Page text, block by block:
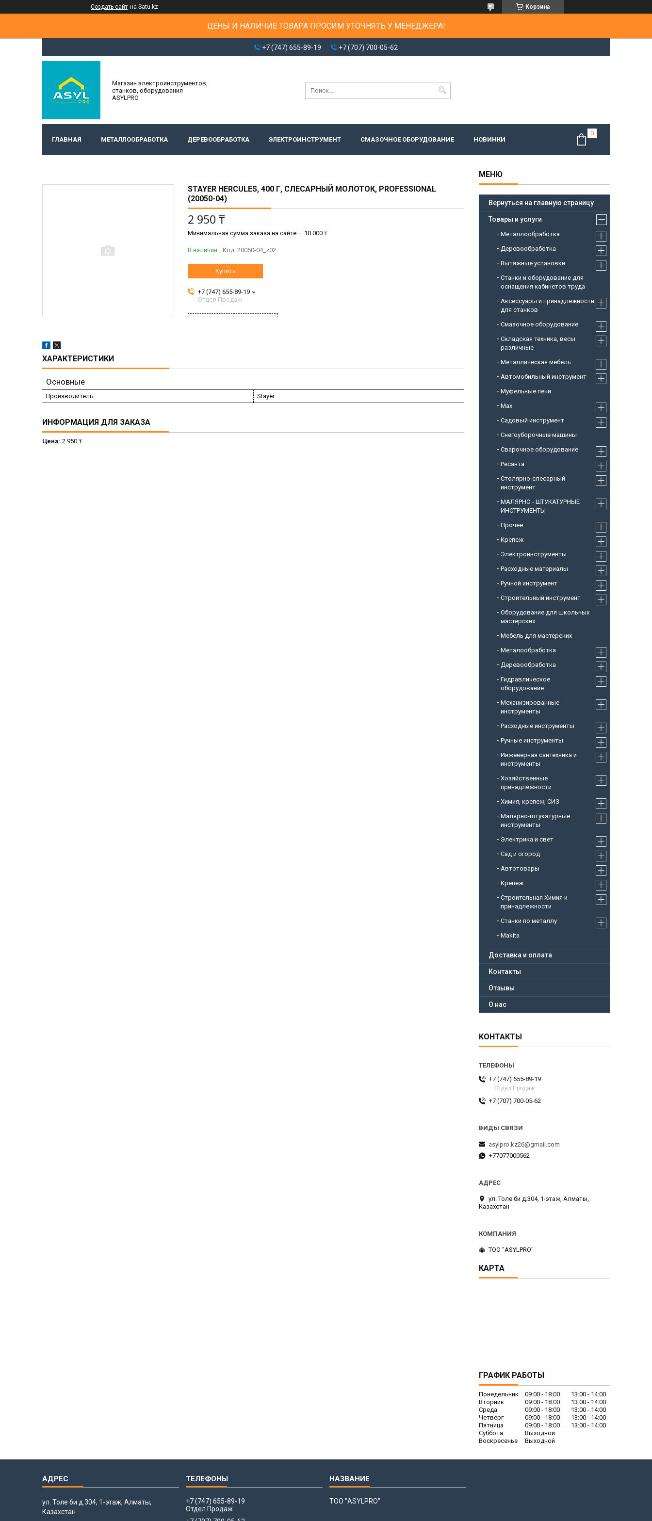
Создать сайт на Satu.kz Корзина
ЦЕНЫ И НАЛИЧИЕ ТОВАРА ПРОСИМ УТОЧНЯТЬ У МЕНЕДЖЕРА!
+7 (747) 655-89-19 +7 (707) 700-05-62
Магазин электроинструментов,
станков, оборудования
ASYLPRO
ГЛАВНАЯ МЕТАЛЛООБРАБОТКА ДЕРЕВООБРАБОТКА ЭЛЕКТРОИНСТРУМЕНТ СМАЗОЧНОЕ ОБОРУДОВАНИЕ НОВИНКИ
STAYER HERCULES, 400 Г, СЛЕСАРНЫЙ МОЛОТОК, PROFESSIONAL
(20050-04)
2 950 ₸
Минимальная сумма заказа на сайте — 10 000 ₸
В наличии Код: 20050-04_z02
Купить
+7 (747) 655-89-19
Отдел Продаж
ХАРАКТЕРИСТИКИ
Основные
Производитель Stayer
ИНФОРМАЦИЯ ДЛЯ ЗАКАЗА
Цена: 2 950 ₸
Вернуться на главную страницу
Товары и услуги
Металлообработка
Деревообработка
Вытяжные установки
Станки и оборудование для
оснащения кабинетов труда
Аксессуары и принадлежности
для станков
Смазочное оборудование
Складская техника, весы
различные
Металлическая мебель
Автомобильный инструмент
Муфельные печи
Max
Садовый инструмент
Снегоуборочные машины
Cварочное оборудование
Ресанта
Столярно-слесарный
инструмент
МАЛЯРНО - ШТУКАТУРНЫЕ
ИНСТРУМЕНТЫ
Прочее
Крепеж
Электроинструменты
Расходные материалы
Ручной инструмент
Строительный инструмент
Оборудование для школьных
мастерских
Мебель для мастерских
Металообработка
Деревообработка
Гидравлическое
оборудование
Механизированные
инструменты
Расходные инструменты
Ручные инструменты
Инженерная сантехника и
инструменты
Хозяйственные
принадлежности
Химия, крепеж, СИЗ
Малярно-штукатурные
инструменты
Электрика и свет
Сад и огород
Автотовары
Крепеж
Строительная Химия и
принадлежности
Станки по металлу
Makita
Доставка и оплата
Контакты
Отзывы
О нас
КОНТАКТЫ
+7 (747) 655-89-19
Отдел Продаж
+7 (707) 700-05-62
asylpro.kz26@gmail.com
+77077000562
ул. Толе би д.304, 1-этаж, Алматы,
Казахстан
ТОО "ASYLPRO"
КАРТА
ГРАФИК РАБОТЫ
Понедельник 09:00 18:00 13:00
14:00
Вторник
09:00 18:00 13:00
14:00
Среда
09:00 18:00 13:00
14:00
Четверг
09:00 18:00 13:00
14:00
Пятница
09:00 18:00 13:00
14:00
Суббота
Выходной
Воскресенье
Выходной
ул. Толе би д.304, 1-этаж, Алматы,
Казахстан
+7 (747) 655-89-19
Отдел Продаж
ТОО "ASYLPRO"